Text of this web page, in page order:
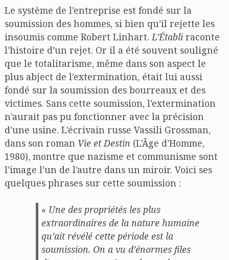
Le système de l’entreprise est fondé sur la
soumission des hommes, si bien qu’il rejette les
insoumis comme Robert Linhart.L’Établi raconte
l’histoire d’un rejet. Or il a été souvent souligné
que le totalitarisme, même dans son aspect le
plus abject de l’extermination, était lui aussi
fondé sur la soumission des bourreaux et des
victimes. Sans cette soumission, l’extermination
n’aurait pas pu fonctionner avec la précision
d’une usine. L’écrivain russe Vassili Grossman,
dans son roman Vie et Destin (L’Âge d’Homme,
1980), montre que nazisme et communisme sont
l’image l’un de l’autre dans un miroir. Voici ses
quelques phrases sur cette soumission :
« Une des propriétés les plus
extraordinaires de la nature humaine
qu’ait révélé cette période est la
soumission. On a vu d’énormes files